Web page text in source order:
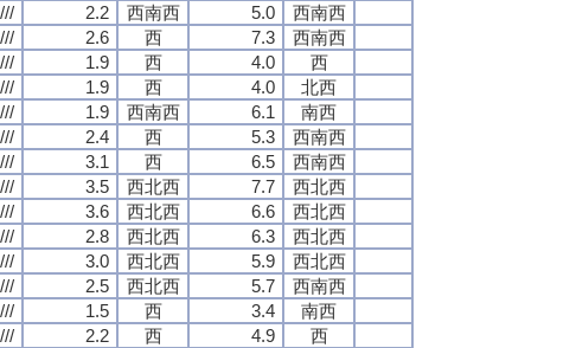
/// 2.2 西南西 5.0
西南西
/// 2.6 西 7.3
西南西
/// 1.9 西 4.0
西
/// 1.9 西 4.0
北西
/// 1.9 西南西 6.1
南西
/// 2.4 西 5.3
西南西
/// 3.1 西 6.5
西南西
/// 3.5 西北西 7.7
西北西
/// 3.6 西北西 6.6
西北西
/// 2.8 西北西 6.3
西北西
/// 3.0 西北西 5.9
西北西
/// 2.5 西北西 5.7
西南西
/// 1.5 西 3.4
南西
/// 2.2 西 4.9
西